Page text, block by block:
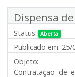
Dispensa
Status: Aberta
Publicado em: 25/
Objeto:
Contratação de